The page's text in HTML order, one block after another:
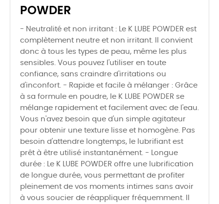
POWDER
- Neutralité et non irritant : Le K LUBE POWDER est
complètement neutre et non irritant. Il convient
donc à tous les types de peau, même les plus
sensibles. Vous pouvez l'utiliser en toute
confiance, sans craindre d'irritations ou
d'inconfort. - Rapide et facile à mélanger : Grâce
à sa formule en poudre, le K LUBE POWDER se
mélange rapidement et facilement avec de l'eau.
Vous n'avez besoin que d'un simple agitateur
pour obtenir une texture lisse et homogène. Pas
besoin d'attendre longtemps, le lubrifiant est
prêt à être utilisé instantanément. - Longue
durée : Le K LUBE POWDER offre une lubrification
de longue durée, vous permettant de profiter
pleinement de vos moments intimes sans avoir
à vous soucier de réappliquer fréquemment. Il